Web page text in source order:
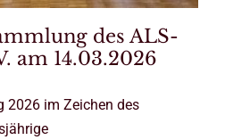
des ALS-
am 14.03.2026
2026 im Zeichen des